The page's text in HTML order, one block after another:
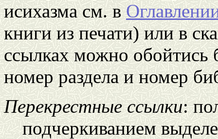
исихазма см. в
книги из печати) или в
ссылках можно обойтись
номер раздела и номер
Перекрестные ссылки:
подчеркиванием